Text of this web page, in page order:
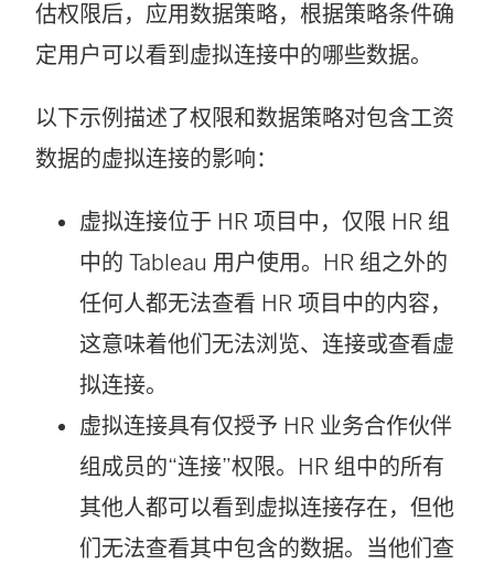
估权限后，应用数据策略，根据策略条件确
定用户可以看到虚拟连接中的哪些数据。
以下示例描述了权限和数据策略对包含工资
数据的虚拟连接的影响：
虚拟连接位于 HR 项目中，仅限 HR 组
中的 Tableau 用户使用。HR 组之外的
任何人都无法查看 HR 项目中的内容，
这意味着他们无法浏览、连接或查看虚
拟连接。
虚拟连接具有仅授予 HR 业务合作伙伴
组成员的“连接”权限。HR 组中的所有
其他人都可以看到虚拟连接存在，但他
们无法查看其中包含的数据。当他们查